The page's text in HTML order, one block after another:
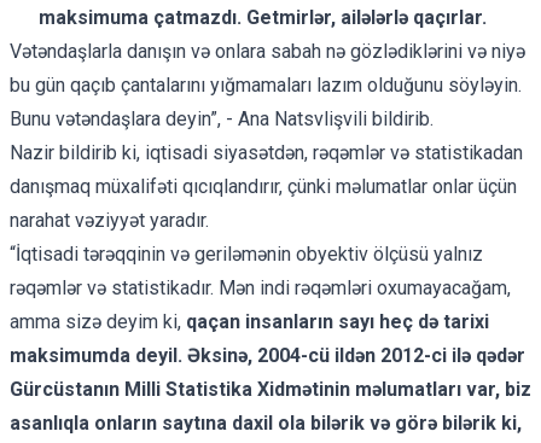
maksimuma çatmazdı. Getmirlər, ailələrlə qaçırlar.
Vətəndaşlarla danışın və onlara sabah nə gözlədiklərini və niyə
bu gün qaçıb çantalarını yığmamaları lazım olduğunu söyləyin.
Bunu vətəndaşlara deyin”, - Ana Natsvlişvili bildirib.
Nazir bildirib ki, iqtisadi siyasətdən, rəqəmlər və statistikadan
danışmaq müxalifəti qıcıqlandırır, çünki məlumatlar onlar üçün
narahat vəziyyət yaradır.
“İqtisadi tərəqqinin və geriləmənin obyektiv ölçüsü yalnız
rəqəmlər və statistikadır. Mən indi rəqəmləri oxumayacağam,
amma sizə deyim ki, qaçan insanların sayı heç də tarixi
maksimumda deyil. Əksinə, 2004-cü ildən 2012-ci ilə qədər
Gürcüstanın Milli Statistika Xidmətinin məlumatları var, biz
asanlıqla onların saytına daxil ola bilərik və görə bilərik ki,